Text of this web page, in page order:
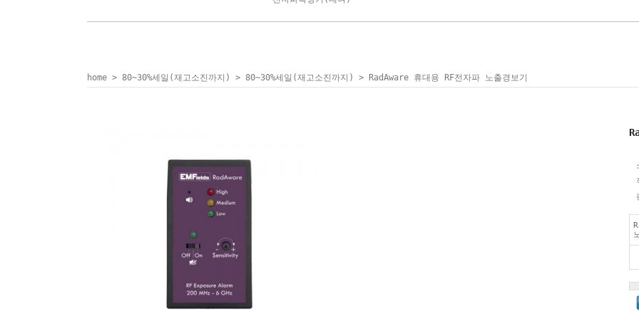
home > 80~30%세일(재고소진까지) > 80~30%세일(재고소진까지) > RadAware 휴대용 RF전자파 노출경보기